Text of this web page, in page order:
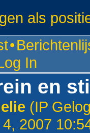
als
•
In
en
(IP
2007